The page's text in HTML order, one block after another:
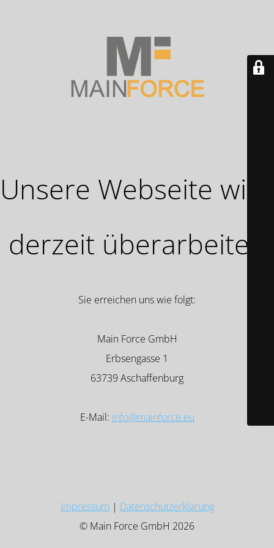
Unsere Webseite wird
derzeit überarbeitet!
Sie erreichen uns wie folgt:
Main Force GmbH
Erbsengasse 1
63739 Aschaffenburg
E-Mail: info@mainforce.eu
Impressum | Datenschutzerklärung
© Main Force GmbH 2026